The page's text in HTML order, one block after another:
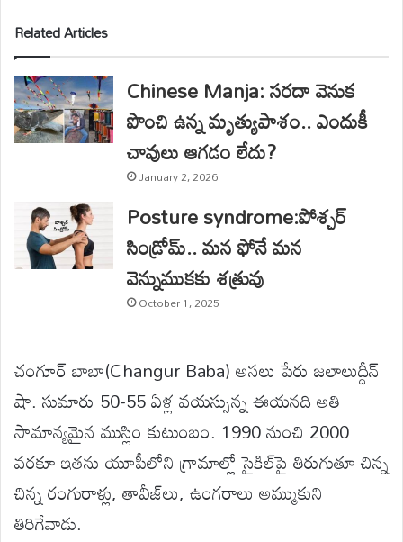
Related Articles
Chinese Manja: సరదా వెనుక
పొంచి ఉన్న మృత్యుపాశం.. ఎందుకీ
చావులు ఆగడం లేదు?
January 2, 2026
Posture syndrome:పోశ్చర్
సిండ్రోమ్.. మన ఫోనే మన
వెన్నుముకకు శత్రువు
October 1, 2025
చంగూర్ బాబా(Changur Baba) అసలు పేరు జలాలుద్దీన్
షా. సుమారు 50-55 ఏళ్ల వయస్సున్న ఈయనది అతి
సామాన్యమైన ముస్లిం కుటుంబం. 1990 నుంచి 2000
వరకూ ఇతను యూపీలోని గ్రామాల్లో సైకిల్‌పై తిరుగుతూ చిన్న
చిన్న రంగురాళ్లు, తావీజ్‌లు, ఉంగరాలు అమ్ముకుని
తిరిగేవాడు.